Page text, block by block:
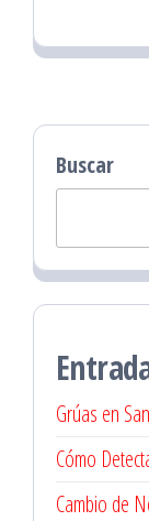
Buscar
Grúas en
Cómo
Cambio de